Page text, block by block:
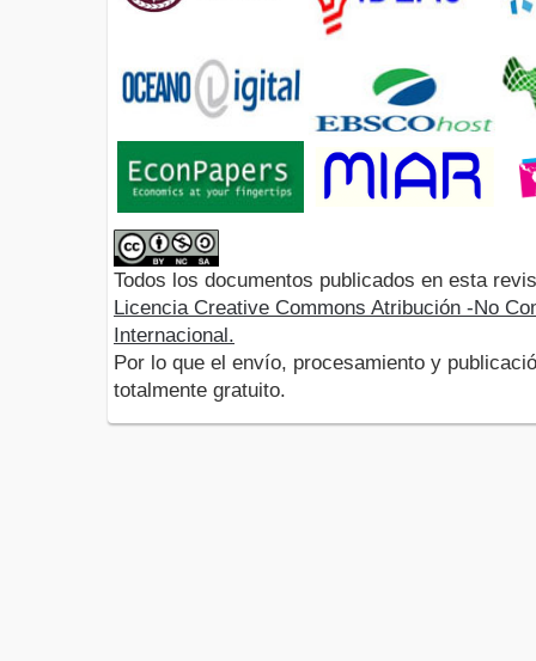
Todos los documentos publicados en esta
Licencia Creative Commons Atribución -No
Internacional.
Por lo que el envío, procesamiento y
totalmente gratuito.